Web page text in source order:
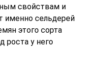
свойствам и
именно сельдерей
этого сорта
роста у него